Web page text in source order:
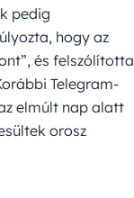
pedig
hogy az
és felszólította
Telegram-
elmúlt nap alatt
orosz